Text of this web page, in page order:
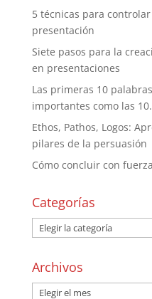
5 técnicas para
presentación
Siete pasos para la
en presentaciones
Las primeras 10
importantes como las
Ethos, Pathos, Logos:
pilares de la persuasión
Cómo concluir con
Categorías
Archivos